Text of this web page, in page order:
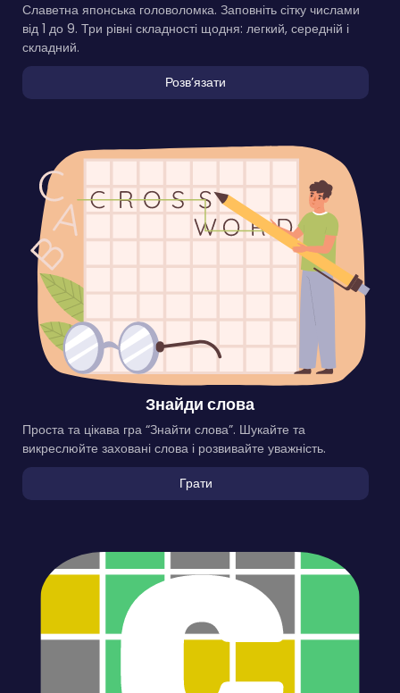
Славетна японська головоломка. Заповніть сітку числами
від 1 до 9. Три рівні складності щодня: легкий, середній і
складний.
Розвʼязати
Знайди слова
Проста та цікава гра “Знайти слова”. Шукайте та
викреслюйте заховані слова і розвивайте уважність.
Грати